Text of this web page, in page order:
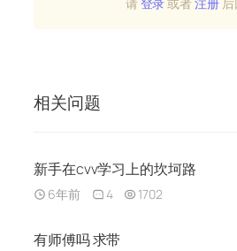
相关问题
新手在cvv学习上的坎坷路
6年前 4 1702
有师傅吗 求带